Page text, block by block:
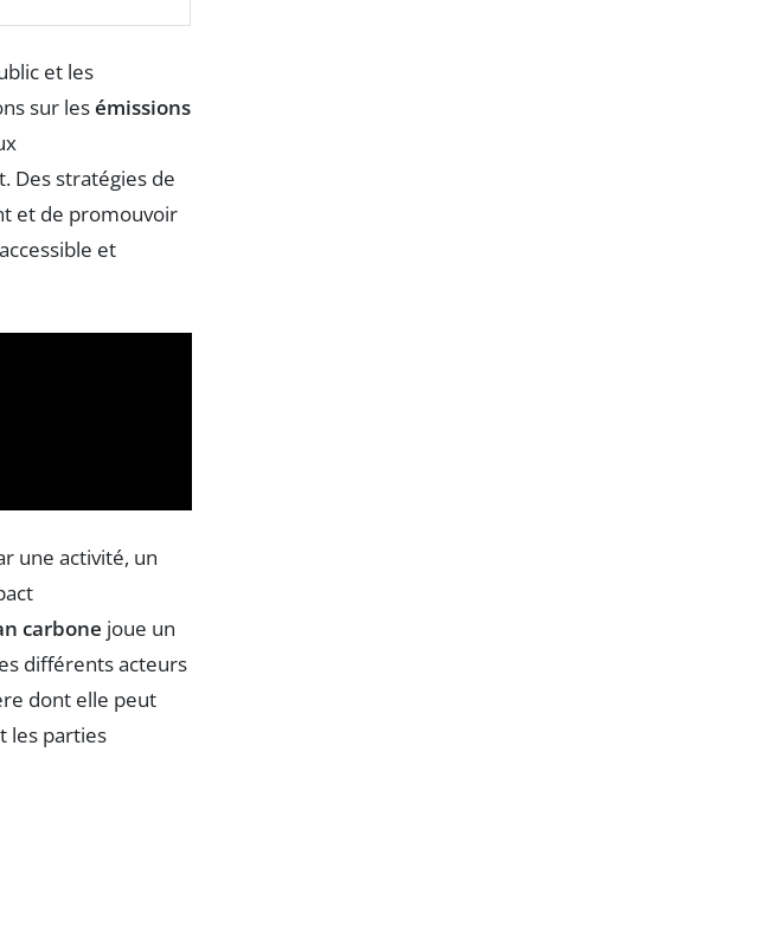
et les
sur lesémissions
Des stratégies de
et de promouvoir
et
une activité, un
carbone joue un
différents acteurs
dont elle peut
les parties